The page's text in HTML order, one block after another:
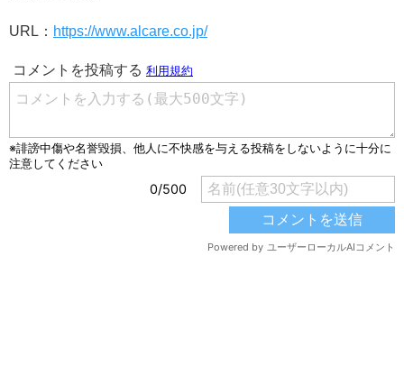
URL： https://www.alcare.co.jp/